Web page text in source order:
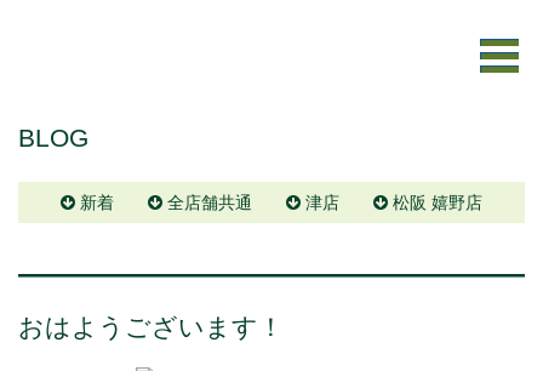
BLOG
新着 全店舗共通 津店 松阪 嬉野店
おはようございます！